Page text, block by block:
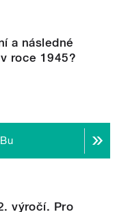
a následné
roce 1945?
výročí. Pro